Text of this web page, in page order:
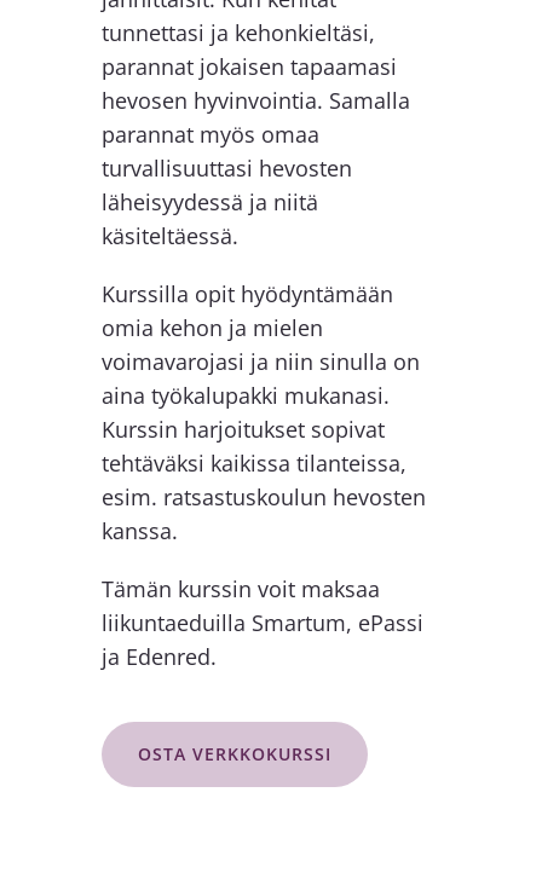
tunnettasi ja kehonkieltäsi,
parannat jokaisen tapaamasi
hevosen hyvinvointia. Samalla
parannat myös omaa
turvallisuuttasi hevosten
läheisyydessä ja niitä
käsiteltäessä.
Kurssilla opit hyödyntämään
omia kehon ja mielen
voimavarojasi ja niin sinulla on
aina työkalupakki mukanasi.
Kurssin harjoitukset sopivat
tehtäväksi kaikissa tilanteissa,
esim. ratsastuskoulun hevosten
kanssa.
Tämän kurssin voit maksaa
liikuntaeduilla Smartum, ePassi
ja Edenred.
OSTA VERKKOKURSSI